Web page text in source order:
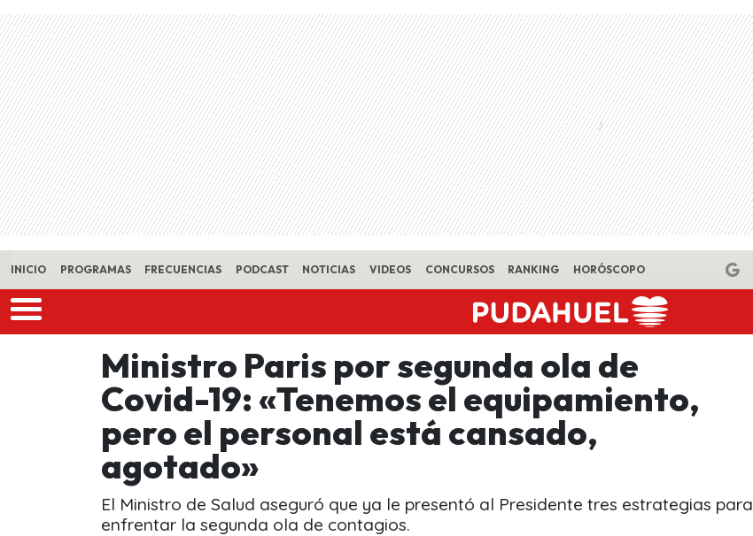
Skip to main content
INICIO PROGRAMAS FRECUENCIAS PODCAST NOTICIAS VIDEOS CONCURSOS RANKING HORÓSCOPO
Ministro Paris por segunda ola de
Covid-19: «Tenemos el equipamiento,
pero el personal está cansado,
agotado»
El Ministro de Salud aseguró que ya le presentó al Presidente tres estrategias para
enfrentar la segunda ola de contagios.